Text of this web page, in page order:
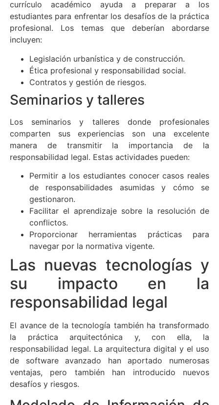
currículo académico ayuda a preparar a los
estudiantes para enfrentar los desafíos de la práctica
profesional. Los temas que deberían abordarse
incluyen:
Legislación urbanística y de construcción.
Ética profesional y responsabilidad social.
Contratos y gestión de riesgos.
Seminarios y talleres
Los seminarios y talleres donde profesionales
comparten sus experiencias son una excelente
manera de transmitir la importancia de la
responsabilidad legal. Estas actividades pueden:
Permitir a los estudiantes conocer casos reales
de responsabilidades asumidas y cómo se
gestionaron.
Facilitar el aprendizaje sobre la resolución de
conflictos.
Proporcionar herramientas prácticas para
navegar por la normativa vigente.
Las nuevas tecnologías y
su impacto en la
responsabilidad legal
El avance de la tecnología también ha transformado
la práctica arquitectónica y, con ella, la
responsabilidad legal. La arquitectura digital y el uso
de software avanzado han aportado numerosas
ventajas, pero también han introducido nuevos
desafíos y riesgos.